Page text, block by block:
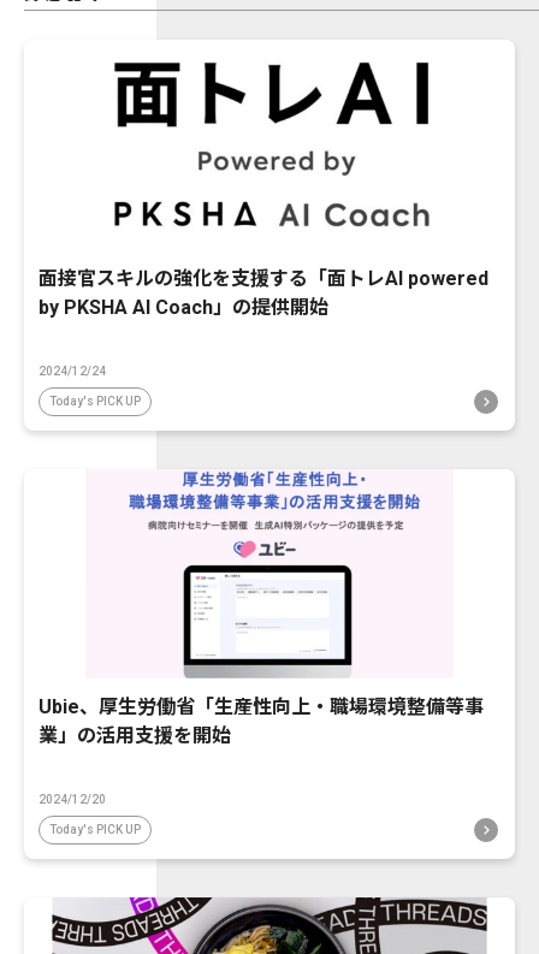
面接官スキルの強化を支援する「面トレAI powered
by PKSHA AI Coach」の提供開始
2024/12/24
Today's PICK UP
Ubie、厚生労働省「生産性向上・職場環境整備等事
業」の活用支援を開始
2024/12/20
Today's PICK UP